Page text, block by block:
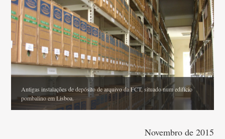
Antigas instalações de depósito de arquivo da FCT, situado num edifício
pombalino em Lisboa.
Arquivo da Junta de Energia Nuclear em tratamento.
Novembro de 2015